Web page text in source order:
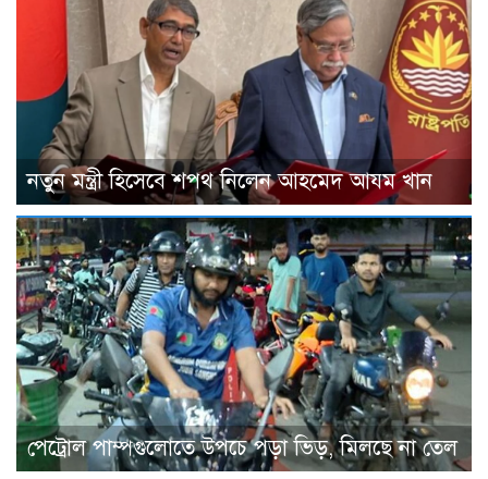
নতুন মন্ত্রী হিসেবে শপথ নিলেন আহমেদ আযম খান
পেট্রোল পাম্পগুলোতে উপচে পড়া ভিড়, মিলছে না তেল